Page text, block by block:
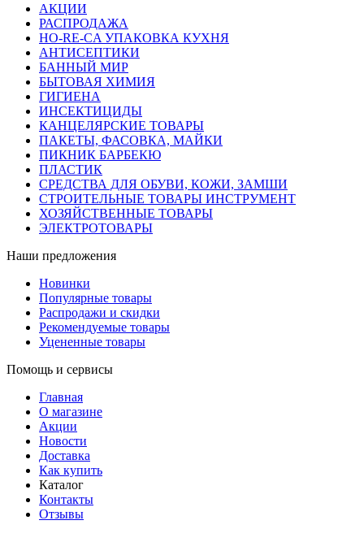
АКЦИИ
РАСПРОДАЖА
HO-RE-CA УПАКОВКА КУХНЯ
АНТИСЕПТИКИ
БАННЫЙ МИР
БЫТОВАЯ ХИМИЯ
ГИГИЕНА
ИНСЕКТИЦИДЫ
КАНЦЕЛЯРСКИЕ ТОВАРЫ
ПАКЕТЫ, ФАСОВКА, МАЙКИ
ПИКНИК БАРБЕКЮ
ПЛАСТИК
СРЕДСТВА ДЛЯ ОБУВИ, КОЖИ, ЗАМШИ
СТРОИТЕЛЬНЫЕ ТОВАРЫ ИНСТРУМЕНТ
ХОЗЯЙСТВЕННЫЕ ТОВАРЫ
ЭЛЕКТРОТОВАРЫ
Наши предложения
Новинки
Популярные товары
Распродажи и скидки
Рекомендуемые товары
Уцененные товары
Помощь и сервисы
Главная
О магазине
Акции
Новости
Доставка
Как купить
Каталог
Контакты
Отзывы